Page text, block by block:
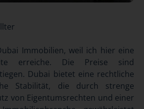
Immobilien, weil ich hier eine
erreiche. Die Preise sind
Dubai bietet eine rechtliche
Stabilität, die durch strenge
von Eigentumsrechten und einer